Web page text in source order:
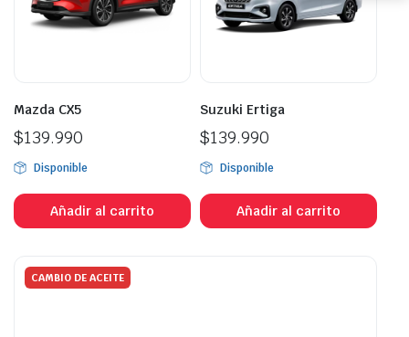
Mazda CX5
$139.990
Disponible
Añadir al carrito
Suzuki Ertiga
$139.990
Disponible
Añadir al carrito
CAMBIO DE ACEITE